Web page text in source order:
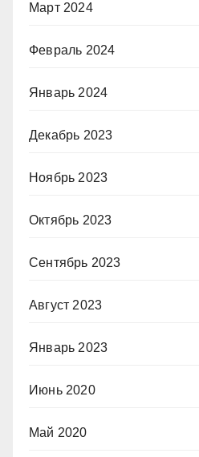
Март 2024
Февраль 2024
Январь 2024
Декабрь 2023
Ноябрь 2023
Октябрь 2023
Сентябрь 2023
Август 2023
Январь 2023
Июнь 2020
Май 2020